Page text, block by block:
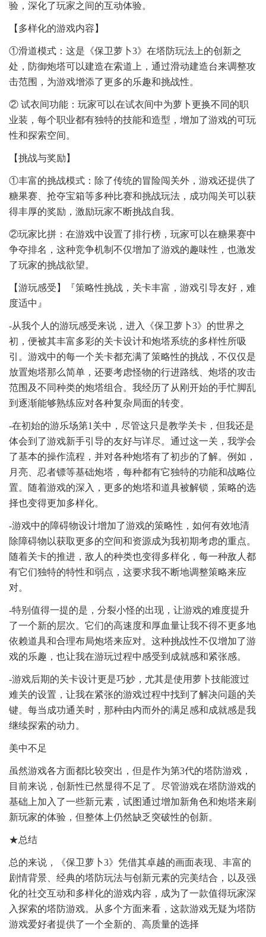
验，深化了玩家之间的互动体验。
【多样化的游戏内容】
①滑道模式：这是《保卫萝卜3》在塔防玩法上的创新之
处，防御炮塔可以建造在索道上，通过滑动建造台来调整攻
击范围，为游戏增添了更多的乐趣和挑战性。
② 试衣间功能：玩家可以在试衣间中为萝卜更换不同的职
业装，每个职业都有独特的技能和造型，增加了游戏的可玩
性和探索空间。
【挑战与奖励】
①丰富的挑战模式：除了传统的冒险闯关外，游戏还提供了
糖果赛、抢夺宝箱等多种比赛和挑战玩法，成功闯关可以获
得丰厚的奖励，激励玩家不断挑战自我。
②玩家比拼：在游戏中设置了排行榜，玩家可以在糖果赛中
争夺排名，这种竞争机制不仅增加了游戏的趣味性，也激发
了玩家的挑战欲望。
【游玩感受】『策略性挑战，关卡丰富，游戏引导友好，难
度适中』
-从我个人的游玩感受来说，进入《保卫萝卜3》的世界之
初，便被其丰富多彩的关卡设计和炮塔系统的多样性所吸
引。游戏中的每一个关卡都充满了策略性的挑战，不仅仅是
放置炮塔那么简单，还要考虑怪物的行进路线、炮塔的攻击
范围及不同种类的炮塔组合。我经历了从刚开始的手忙脚乱
到逐渐能够熟练应对各种复杂局面的转变。
-在初始的游乐场第1关中，尽管这只是教学关卡，但我还是
体会到了游戏新手引导的友好与详尽。通过这一关，我学会
了基本的操作流程，并对各种炮塔有了初步的了解。例如，
月亮、忍者镖等基础炮塔，每种都有它独特的功能和战略位
置。随着游戏的深入，更多的炮塔和道具被解锁，策略的选
择也变得更加多样化。
-游戏中的障碍物设计增加了游戏的策略性，如何有效地清
除障碍物以获取更多的空间和资源成为我初期考虑的重点。
随着关卡的推进，敌人的种类也变得多样化，每一种敌人都
有它们独特的特性和弱点，这要求我不断地调整策略来应
对。
-特别值得一提的是，分裂小怪的出现，让游戏的难度提升
了一个新的层次。它们的高速度和厚血量让我不得不更多地
依赖道具和合理布局炮塔来应对。这种挑战性不仅增加了游
戏的乐趣，也让我在游玩过程中感受到成就感和紧张感。
-游戏后期的关卡设计更是巧妙，尤其是使用萝卜技能渡过
难关的设置，让我在紧张的游戏过程中找到了解决问题的关
键。每当成功通关时，那种由内而外的满足感和成就感是我
继续探索的动力。
美中不足
虽然游戏各方面都比较突出，但是作为第3代的塔防游戏，
目前来说，创新性已然显得不足了。尽管游戏在塔防游戏的
基础上加入了一些新元素，试图通过增加新角色和炮塔来刷
新玩家的体验，但整体上仍然缺乏突破性的创新。
★总结
总的来说，《保卫萝卜3》凭借其卓越的画面表现、丰富的
剧情背景、经典的塔防玩法与创新元素的完美结合，以及强
化的社交互动和多样化的游戏内容，成为了一款值得玩家深
入探索的塔防游戏。从多个方面来看，这款游戏无疑为塔防
游戏爱好者提供了一个全新的、高质量的选择